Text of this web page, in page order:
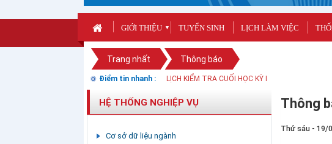
GIỚI THIỆU ▼ TUYỂN SINH LỊCH LÀM VIỆC
Trang nhất Thông báo
Điểm tin nhanh : LỊCH KIỂM TRA CUỐI HỌC KỲ I
Thông
Thứ sáu - 19/
HỆ THỐNG NGHIỆP VỤ
Cơ sở dữ liệu ngành